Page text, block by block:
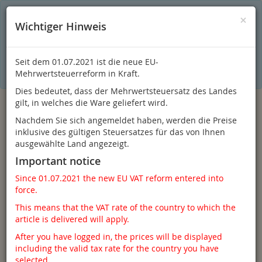
Einkaufserlebnis. Dabei werden beispielsweise die Session-
gespeichert. Ohne Cookies ist der Funktionsumfang des
Online-Shops eingeschränkt.Sind Sie damit nicht
einverstanden, klicken Sie bitte hier.
ToggleMenü
×
Wichtiger Hinweis
Seit dem 01.07.2021 ist die neue EU-
Mehrwertsteuerreform in Kraft.
Dies bedeutet, dass der Mehrwertsteuersatz des Landes
gilt, in welches die Ware geliefert wird.
Nachdem Sie sich angemeldet haben, werden die Preise
inklusive des gültigen Steuersatzes für das von Ihnen
ausgewählte Land angezeigt.
Important notice
Since 01.07.2021 the new EU VAT reform entered into
force.
This means that the VAT rate of the country to which the
article is delivered will apply.
After you have logged in, the prices will be displayed
including the valid tax rate for the country you have